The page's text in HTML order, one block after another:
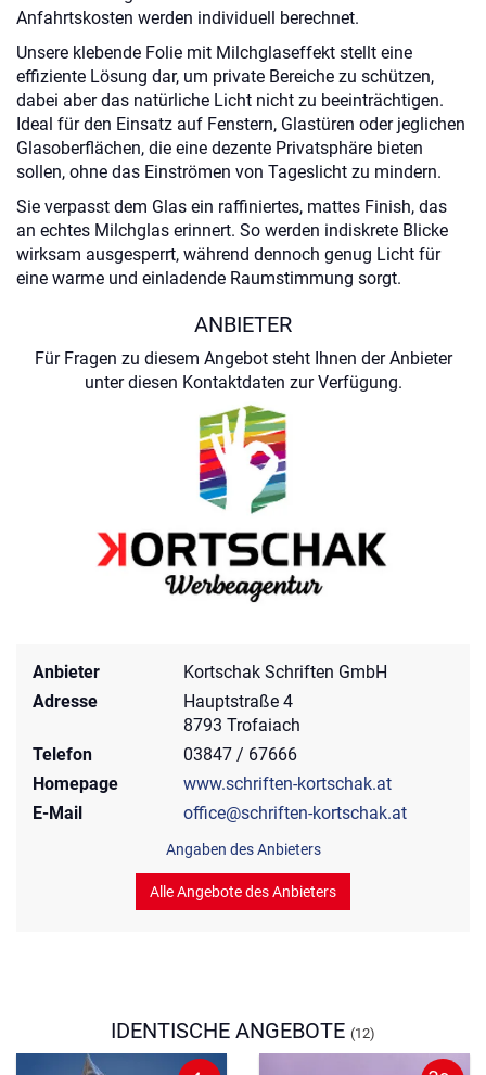
Anfahrtskosten werden individuell berechnet.
Unsere klebende Folie mit Milchglaseffekt stellt eine
effiziente Lösung dar, um private Bereiche zu schützen,
dabei aber das natürliche Licht nicht zu beeinträchtigen.
Ideal für den Einsatz auf Fenstern, Glastüren oder jeglichen
Glasoberflächen, die eine dezente Privatsphäre bieten
sollen, ohne das Einströmen von Tageslicht zu mindern.
Sie verpasst dem Glas ein raffiniertes, mattes Finish, das
an echtes Milchglas erinnert. So werden indiskrete Blicke
wirksam ausgesperrt, während dennoch genug Licht für
eine warme und einladende Raumstimmung sorgt.
ANBIETER
Für Fragen zu diesem Angebot steht Ihnen der Anbieter
unter diesen Kontaktdaten zur Verfügung.
Anbieter
Kortschak Schriften GmbH
Adresse
Hauptstraße 4
8793 Trofaiach
Telefon
03847 / 67666
Homepage
www.schriften-kortschak.at
E-Mail
office@schriften-kortschak.at
Angaben des Anbieters
Alle Angebote des Anbieters
IDENTISCHE ANGEBOTE (12)